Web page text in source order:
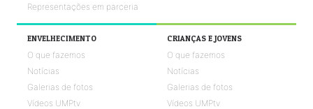
Representações em parceria
ENVELHECIMENTO
O que fazemos
Notícias
Galerias de fotos
Vídeos UMPtv
CRIANÇAS E JOVENS
O que fazemos
Notícias
Galerias de fotos
Vídeos UMPtv